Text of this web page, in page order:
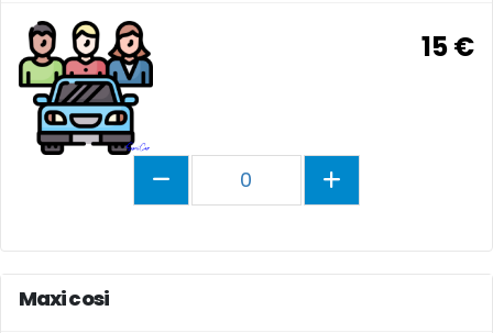
15 €
0
Maxi cosi